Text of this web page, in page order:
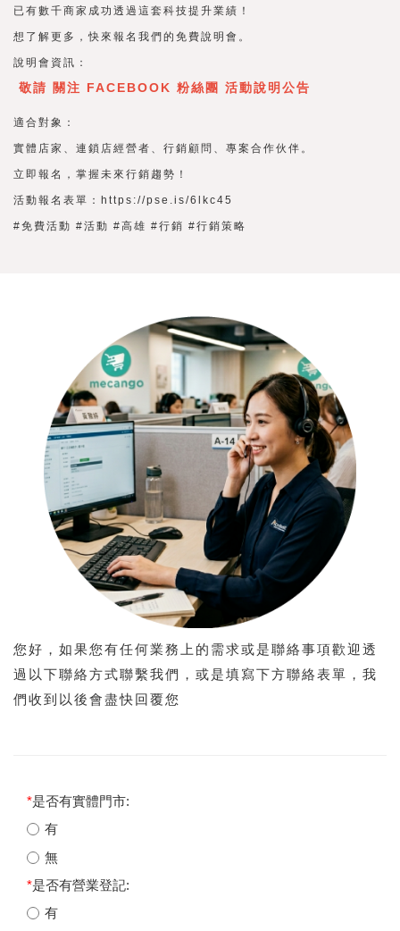
已有數千商家成功透過這套科技提升業績！
想了解更多，快來報名我們的免費說明會。
說明會資訊：
敬請 關注 FACEBOOK 粉絲團 活動說明公告
適合對象：
實體店家、連鎖店經營者、行銷顧問、專案合作伙伴。
立即報名，掌握未來行銷趨勢！
活動報名表單： https://pse.is/6lkc45
#免費活動 #活動 #高雄 #行銷 #行銷策略
您好，如果您有任何業務上的需求或是聯絡事項歡迎透
過以下聯絡方式聯繫我們，或是填寫下方聯絡表單，我
們收到以後會盡快回覆您
*是否有實體門市:
有
無
*是否有營業登記:
有